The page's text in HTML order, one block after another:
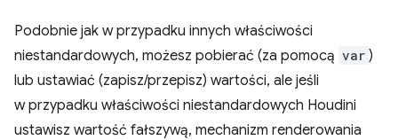
Podobnie jak w przypadku innych właściwości
niestandardowych, możesz pobierać (za pomocą var )
lub ustawiać (zapisz/przepisz) wartości, ale jeśli
w przypadku właściwości niestandardowych Houdini
ustawisz wartość fałszywą, mechanizm renderowania